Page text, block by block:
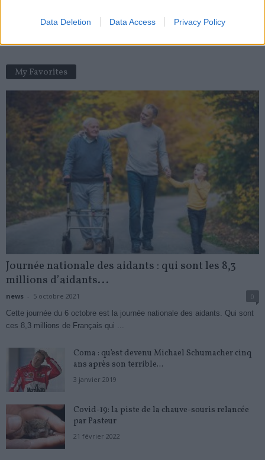
Data Deletion Data Access Privacy Policy
moquettes
My Favorites
Journée nationale des aidants : qui sont les 8,3
millions d’aidants...
news - 5 octobre 2021
0
Cette journée du 6 octobre est la journée nationale des aidants. Qui sont
ces 8,3 millions de Français qui ...
Coma : qu’est devenu Michael Schumacher cinq
ans après son terrible...
3 janvier 2019
Covid-19: la piste de la chauve-souris relancée
par Pasteur
21 février 2022